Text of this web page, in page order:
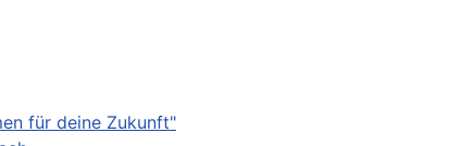
für deine Zukunft"